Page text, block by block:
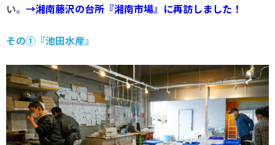
い。 →湘南藤沢の台所『湘南市場』に再訪しました！
その①『池田水産』